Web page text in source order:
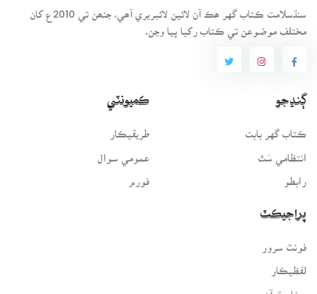
سنڌسلامت ڪتاب گهر ھڪ آن لائين لائبريري آھي، جنھن تي 2010ع کان
مختلف موضوعن تي ڪتاب رکيا پيا وڃن.
ڳنڍجو
ڪتاب گهر بابت
انتظامي سَٿ
رابطو
ڪميونٽي
طريقيڪار
عمومي سوال
فورم
پراجيڪٽ
لفظيڪار
پيغامِ قرآن